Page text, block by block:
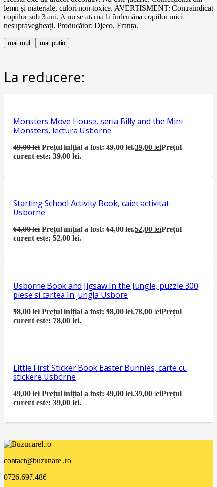
lemn și materiale, culori non-toxice. AVERTISMENT: Contraindicat
copiilor sub 3 ani. A nu se atârna la îndemâna copiilor mici
nesupravegheați. Producător: Djeco, Franța.
mai mult mai putin
La reducere:
Monsters Move House, seria Billy and the Mini
Monsters, lectura Usborne
49,00lei Prețul inițial a fost: 49,00 lei.39,00leiPrețul
curent este: 39,00 lei.
Starting School Activity Book, caiet activitati
Usborne
64,00lei Prețul inițial a fost: 64,00 lei.52,00leiPrețul
curent este: 52,00 lei.
Usborne Book and Jigsaw In the Jungle, puzzle 300
piese si cartea In jungla Usbore
98,00lei Prețul inițial a fost: 98,00 lei.78,00leiPrețul
curent este: 78,00 lei.
Little First Sticker Book Easter Bunnies, carte cu
stickere Usborne
49,00lei Prețul inițial a fost: 49,00 lei.39,00leiPrețul
curent este: 39,00 lei.
contact@buzunarel.ro
0726.697.486